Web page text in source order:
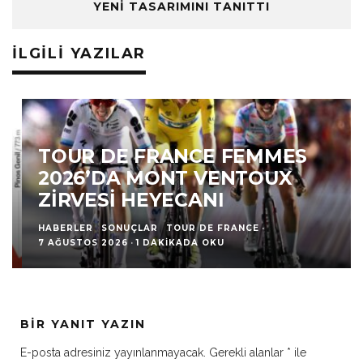
YENI TASARIMINI TANITTI
İLGILI YAZILAR
TOUR DE FRANCE FEMMES
2026’DA MONT VENTOUX
ZIRVESI HEYECANI
HABERLER SONUÇLAR TOUR DE FRANCE ·
7 AĞUSTOS 2026 · 1 DAKIKADA OKU
BIR YANIT YAZIN
E-posta adresiniz yayınlanmayacak. Gerekli alanlar * ile